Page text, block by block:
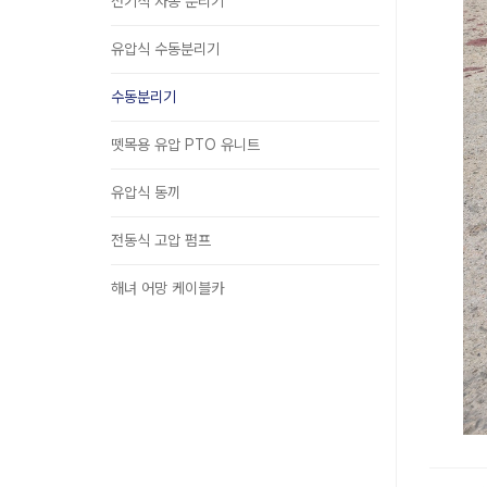
유압식 수동분리기
수동분리기
뗏목용 유압 PTO 유니트
유압식 동끼
전동식 고압 펌프
해녀 어망 케이블카